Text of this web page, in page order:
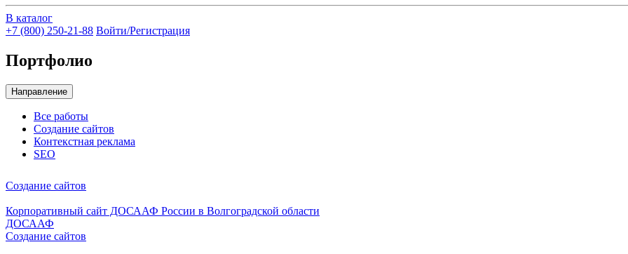
В каталог
+7 (800) 250-21-88 Войти/Регистрация
Портфолио
Направление
Все работы
Создание сайтов
Контекстная реклама
SEO
Создание сайтов
Корпоративный сайт ДОСААФ России в Волгоградской области
ДОСААФ
Создание сайтов